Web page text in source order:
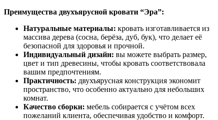
Преимущества двухъярусной кровати “Эра”:
Натуральные материалы: кровать изготавливается из
массива дерева (сосна, берёза, дуб, бук), что делает её
безопасной для здоровья и прочной.
Индивидуальный дизайн: вы можете выбрать размер,
цвет и тип древесины, чтобы кровать соответствовала
вашим предпочтениям.
Практичность: двухъярусная конструкция экономит
пространство, что особенно актуально для небольших
комнат.
Качество сборки: мебель собирается с учётом всех
пожеланий клиента, обеспечивая удобство и комфорт.